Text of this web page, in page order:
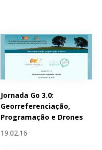
Jornada Go 3.0:
Georreferenciação,
Programação e Drones
19.02.16